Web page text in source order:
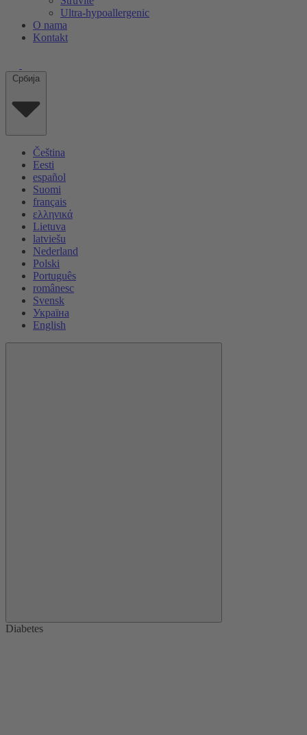
Ultra-hypoallergenic
O nama
Kontakt
Србија
Čeština
Eesti
español
Suomi
français
ελληνικά
Lietuva
latviešu
Nederland
Polski
Português
românesc
Svensk
Україна
English
Diabetes